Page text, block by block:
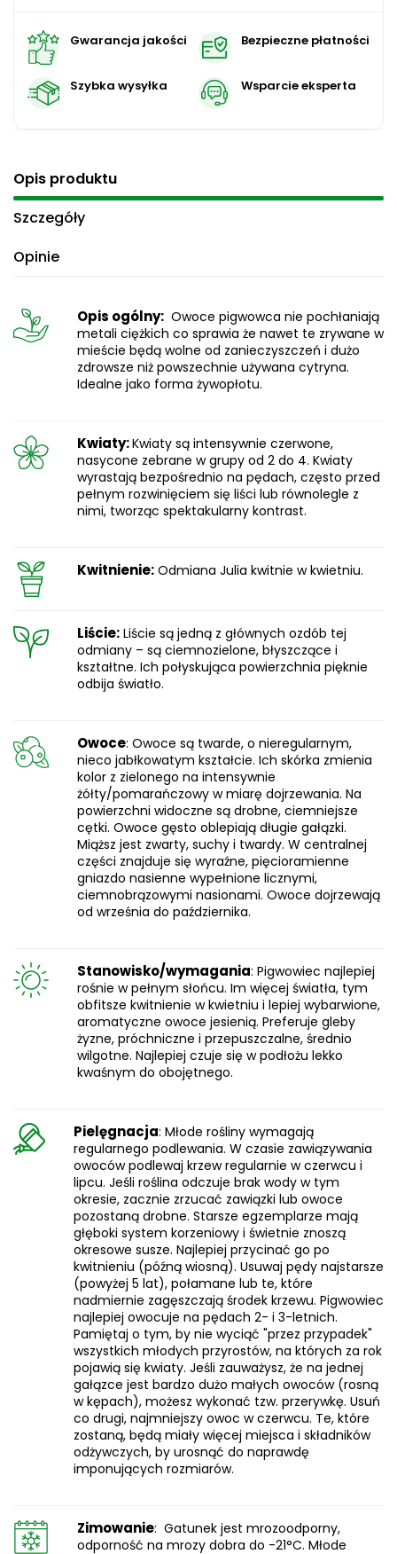
Gwarancja jakości Bezpieczne płatności
Szybka wysyłka Wsparcie eksperta
Opis produktu
Szczegóły
Opinie
Opis ogólny: Owoce pigwowca nie pochłaniają
metali ciężkich co sprawia że nawet te zrywane w
mieście będą wolne od zanieczyszczeń i dużo
zdrowsze niż powszechnie używana cytryna.
Idealne jako forma żywopłotu.
Kwiaty:Kwiaty są intensywnie czerwone,
nasycone zebrane w grupy od 2 do 4. Kwiaty
wyrastają bezpośrednio na pędach, często przed
pełnym rozwinięciem się liści lub równolegle z
nimi, tworząc spektakularny kontrast.
Kwitnienie: Odmiana Julia kwitnie w kwietniu.
Liście: Liście są jedną z głównych ozdób tej
odmiany – są ciemnozielone, błyszczące i
kształtne. Ich połyskująca powierzchnia pięknie
odbija światło.
Owoce: Owoce są twarde, o nieregularnym,
nieco jabłkowatym kształcie. Ich skórka zmienia
kolor z zielonego na intensywnie
żółty/pomarańczowy w miarę dojrzewania. Na
powierzchni widoczne są drobne, ciemniejsze
cętki. Owoce gęsto oblepiają długie gałązki.
Miąższ jest zwarty, suchy i twardy. W centralnej
części znajduje się wyraźne, pięcioramienne
gniazdo nasienne wypełnione licznymi,
ciemnobrązowymi nasionami. Owoce dojrzewają
od września do października.
Stanowisko/wymagania: Pigwowiec najlepiej
rośnie w pełnym słońcu. Im więcej światła, tym
obfitsze kwitnienie w kwietniu i lepiej wybarwione,
aromatyczne owoce jesienią. Preferuje gleby
żyzne, próchniczne i przepuszczalne, średnio
wilgotne. Najlepiej czuje się w podłożu lekko
kwaśnym do obojętnego.
Pielęgnacja: Młode rośliny wymagają
regularnego podlewania. W czasie zawiązywania
owoców podlewaj krzew regularnie w czerwcu i
lipcu. Jeśli roślina odczuje brak wody w tym
okresie, zacznie zrzucać zawiązki lub owoce
pozostaną drobne. Starsze egzemplarze mają
głęboki system korzeniowy i świetnie znoszą
okresowe susze. Najlepiej przycinać go po
kwitnieniu (późną wiosną). Usuwaj pędy najstarsze
(powyżej 5 lat), połamane lub te, które
nadmiernie zagęszczają środek krzewu. Pigwowiec
najlepiej owocuje na pędach 2- i 3-letnich.
Pamiętaj o tym, by nie wyciąć "przez przypadek"
wszystkich młodych przyrostów, na których za rok
pojawią się kwiaty. Jeśli zauważysz, że na jednej
gałązce jest bardzo dużo małych owoców (rosną
w kępach), możesz wykonać tzw. przerywkę. Usuń
co drugi, najmniejszy owoc w czerwcu. Te, które
zostaną, będą miały więcej miejsca i składników
odżywczych, by urosnąć do naprawdę
imponujących rozmiarów.
Zimowanie: Gatunek jest mrozoodporny,
odporność na mrozy dobra do -21°C. Młode